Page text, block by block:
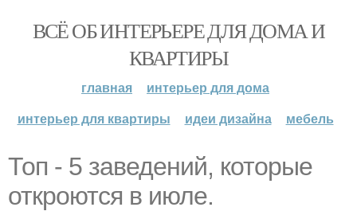
ВСЁ ОБ ИНТЕРЬЕРЕ ДЛЯ ДОМА И
КВАРТИРЫ
главная
интерьер для дома
интерьер для квартиры
идеи дизайна мебель
Топ - 5 заведений, которые
откроются в июле.